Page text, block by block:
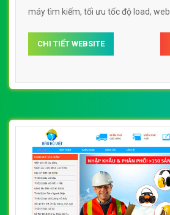
máy tìm kiếm, tối ưu tốc độ load,
hộ lao động baohonambinhvn
CHI TIẾT WEBSITE